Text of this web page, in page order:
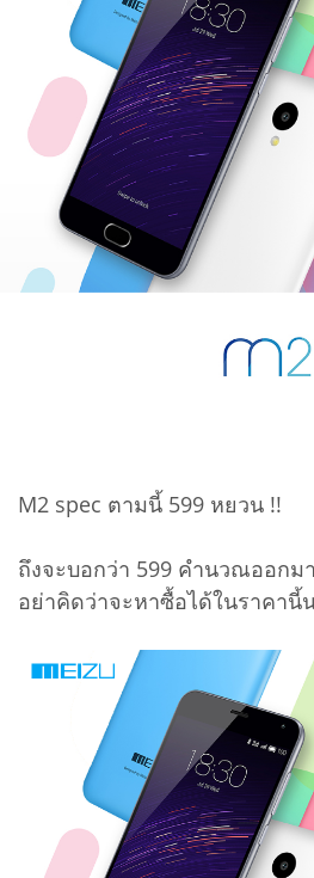
M2 spec ตามนี้ 599 หยวน !!
ถึงจะบอกว่า 599 คำนวณออกม
อย่าคิดว่าจะหาซื้อได้ในราคานี้